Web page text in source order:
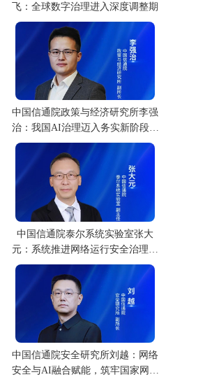
飞：全球数字治理进入深度调整期
中国信通院政策与经济研究所李强
治：我国AI治理迈入务实新阶段，
场景与工具同步落地
中国信通院泰尔系统实验室张大
元：系统推进网络运行安全治理，
共筑安全新生态
中国信通院安全研究所刘越：网络
安全与AI融合赋能，筑牢国家网络